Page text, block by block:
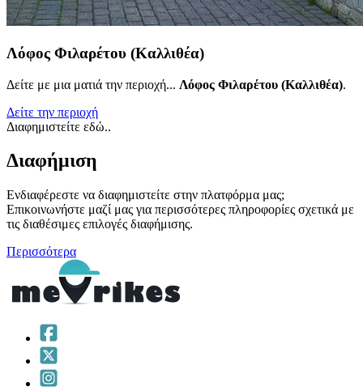
Λόφος Φιλαρέτου (Καλλιθέα)
Δείτε με μια ματιά την περιοχή... Λόφος Φιλαρέτου (Καλλιθέα).
Δείτε την περιοχή
Διαφημιστείτε εδώ..
Διαφήμιση
Ενδιαφέρεστε να διαφημιστείτε στην πλατφόρμα μας;
Επικοινωνήστε μαζί μας για περισσότερες πληροφορίες σχετικά με
τις διαθέσιμες επιλογές διαφήμισης.
Περισσότερα